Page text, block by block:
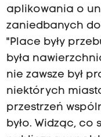
aplikowania o
zaniedbanych
"Place były
była
nie zawsze był
niektórych
przestrzeń
było. Widząc, co